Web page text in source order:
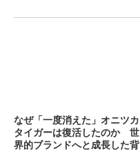
なぜ「一度消えた」オニツカ
タイガーは復活したのか 世
界的ブランドへと成長した背